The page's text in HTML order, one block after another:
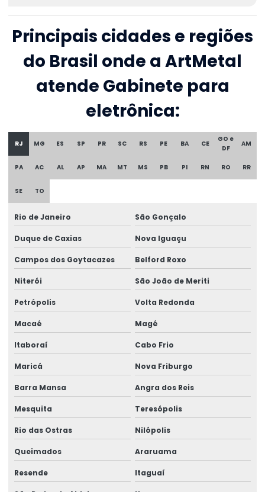
Principais cidades e regiões
do Brasil onde a ArtMetal
atende Gabinete para
eletrônica:
RJ MG ES SP PR SC RS PE BA CE
GO e
DF
AM
PA AC AL AP MA MT MS PB PI RN RO RR
SE TO
Rio de Janeiro São Gonçalo
Duque de Caxias Nova Iguaçu
Campos dos Goytacazes Belford Roxo
Niterói São João de Meriti
Petrópolis Volta Redonda
Macaé Magé
Itaboraí Cabo Frio
Maricá Nova Friburgo
Barra Mansa Angra dos Reis
Mesquita Teresópolis
Rio das Ostras Nilópolis
Queimados Araruama
Resende Itaguaí